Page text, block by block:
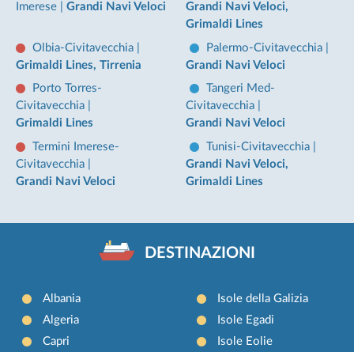
Imerese
Grandi Navi Veloci
Grandi Navi Veloci,
Grimaldi Lines
Olbia-Civitavecchia
Grimaldi Lines, Tirrenia
Palermo-Civitavecchia
Grandi Navi Veloci
Porto Torres-
Civitavecchia
Grimaldi Lines
Tangeri Med-
Civitavecchia
Grandi Navi Veloci
Termini Imerese-
Civitavecchia
Grandi Navi Veloci
Tunisi-Civitavecchia
Grandi Navi Veloci,
Grimaldi Lines
DESTINAZIONI
Albania
Algeria
Capri
Isole della Galizia
Isole Egadi
Isole Eolie